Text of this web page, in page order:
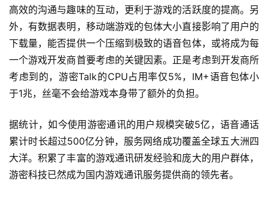
2
0
2
5
第
十
届
金
茶
奖
高效的沟通与趣味的互动，更利于游戏的活跃度的提高。另
外，有数据表明，移动端游戏的包体大小直接影响了用户的
下载量，能否提供一个压缩到极致的语音包体，或将成为每
一个游戏开发商首要考虑的关键因素。正是考虑到开发商所
考虑到的，游密Talk的CPU占用率仅5%，IM+语音包体小
于1兆，丝毫不会给游戏本身带了额外的负担。
据统计，如今使用游密通讯的用户规模突破5亿，语音通话
累计时长超过500亿分钟，服务网络成功覆盖全球五大洲四
大洋。积累了丰富的游戏通讯研发经验和庞大的用户群体，
游密科技已然成为国内游戏通讯服务提供商的领先者。